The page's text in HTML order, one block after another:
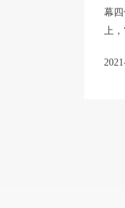
幕
上
达岭